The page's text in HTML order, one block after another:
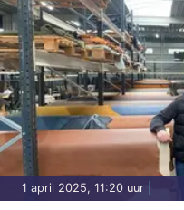
1 april 2025, 11:20 uur